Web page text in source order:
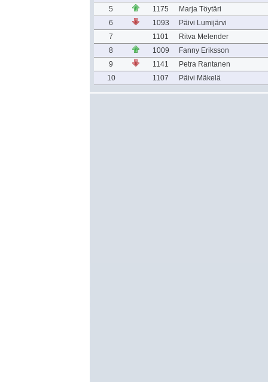
5
1175
Marja Töytäri
6
1093
Päivi Lumijärvi
7
1101
Ritva Melender
8
1009
Fanny Eriksson
9
1141
Petra Rantanen
10
1107 Päivi Mäkelä